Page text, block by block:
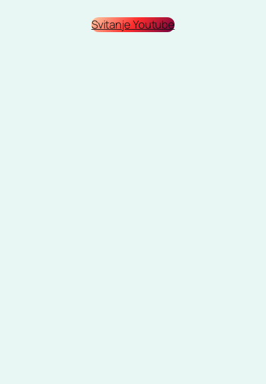
Svitanje Youtube